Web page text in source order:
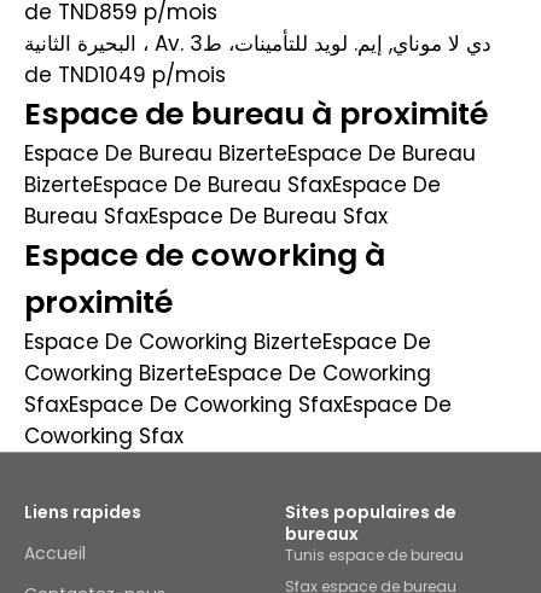
de TND859 p/mois
البحيرة الثانية ، Av. دي لا موناي, إيم. لويد للتأمينات، ط3
de TND1049 p/mois
Espace de bureau à proximité
Espace De Bureau BizerteEspace De Bureau
BizerteEspace De Bureau SfaxEspace De
Bureau SfaxEspace De Bureau Sfax
Espace de coworking à
proximité
Espace De Coworking BizerteEspace De
Coworking BizerteEspace De Coworking
SfaxEspace De Coworking SfaxEspace De
Coworking Sfax
Liens rapides
Accueil
Sites populaires de
bureaux
Tunis espace de bureau
Sfax espace de bureau